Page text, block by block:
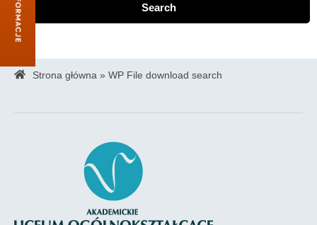
Search
Strona główna » WP File download search